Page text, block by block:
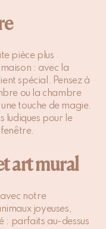
pièce plus
: avec la
spécial. Pensez à
ou la chambre
touche de magie.
ludiques pour le
art mural
avec notre
joyeuses,
: parfaits au-dessus